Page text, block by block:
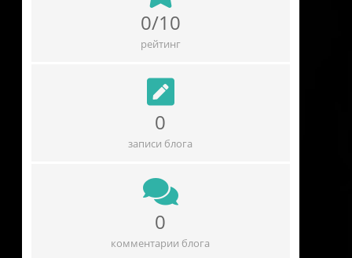
0/10
рейтинг
0
записи блога
0
комментарии блога